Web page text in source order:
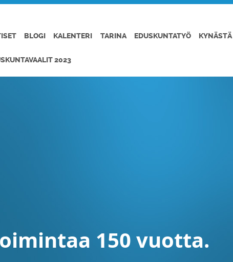
BLOGI KALENTERI TARINA EDUSKUNTATYÖ KYNÄSTÄ
2023
150 vuotta.